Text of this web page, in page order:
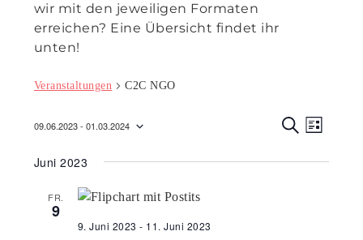
wir mit den jeweiligen Formaten
erreichen? Eine Übersicht findet ihr
unten!
Veranstaltungen C2C NGO
C
S
09.06.2023 - 01.03.2024
wählen.
Juni 2023
FR.
9
9. Juni 2023 - 11. Juni 2023